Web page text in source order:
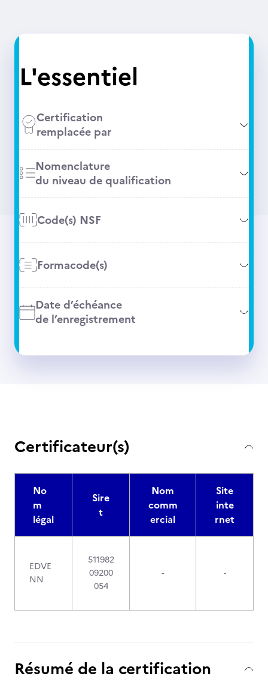
L'essentiel
Certification
remplacée par
Nomenclature
du niveau de qualification
Code(s) NSF
Formacode(s)
Date d’échéance
de l’enregistrement
Certificateur(s)
No
m
légal
Sire
t
Nom
comm
ercial
Site
inte
rnet
EDVE
NN
511982
09200
054
- -
Résumé de la certification